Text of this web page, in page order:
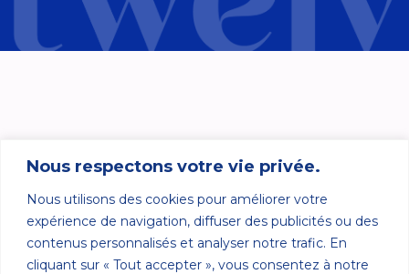
Nous respectons votre vie privée.
Nous utilisons des cookies pour améliorer votre
expérience de navigation, diffuser des publicités ou des
contenus personnalisés et analyser notre trafic. En
cliquant sur « Tout accepter », vous consentez à notre